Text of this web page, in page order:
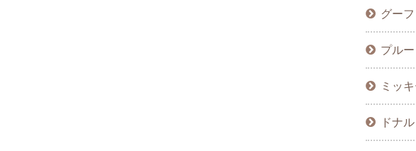
グー
プルー
ミッ
ドナ